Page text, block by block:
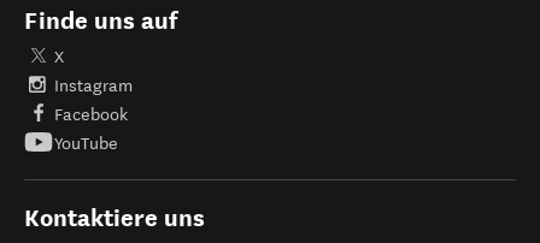
Finde uns auf
X
Instagram
Facebook
YouTube
Kontaktiere uns